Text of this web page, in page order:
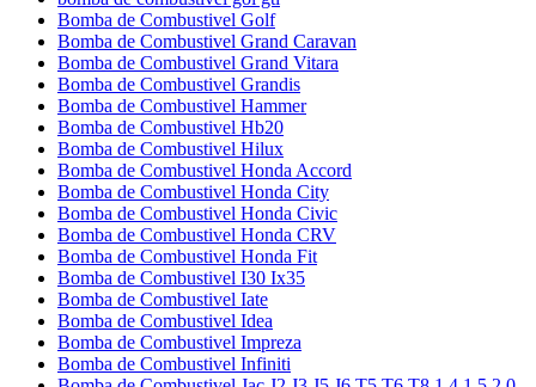
Bomba de Combustivel Golf
Bomba de Combustivel Grand Caravan
Bomba de Combustivel Grand Vitara
Bomba de Combustivel Grandis
Bomba de Combustivel Hammer
Bomba de Combustivel Hb20
Bomba de Combustivel Hilux
Bomba de Combustivel Honda Accord
Bomba de Combustivel Honda City
Bomba de Combustivel Honda Civic
Bomba de Combustivel Honda CRV
Bomba de Combustivel Honda Fit
Bomba de Combustivel I30 Ix35
Bomba de Combustivel Iate
Bomba de Combustivel Idea
Bomba de Combustivel Impreza
Bomba de Combustivel Infiniti